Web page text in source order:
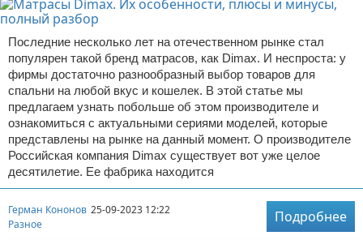
Последние несколько лет на отечественном рынке стал
популярен такой бренд матрасов, как Dimax. И неспроста: у
фирмы достаточно разнообразный выбор товаров для
спальни на любой вкус и кошелек. В этой статье мы
предлагаем узнать побольше об этом производителе и
ознакомиться с актуальными сериями моделей, которые
представлены на рынке на данный момент. О производителе
Российская компания Dimax существует вот уже целое
десятилетие. Ее фабрика находится
Герман Кононов 25-09-2023 12:22
Разное
Подробнее